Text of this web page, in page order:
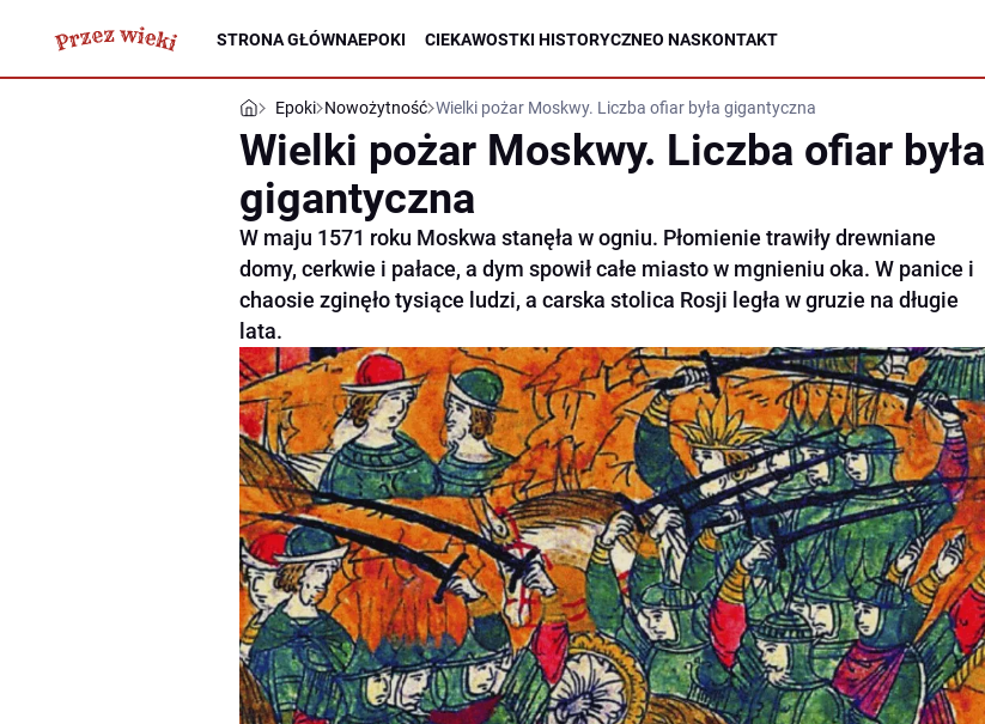
STRONA GŁÓWNAEPOKI CIEKAWOSTKI HISTORYCZNEO NASKONTAKT
Epoki Nowożytność Wielki pożar Moskwy. Liczba ofiar była gigantyczna
Wielki pożar Moskwy. Liczba ofiar była
gigantyczna
W maju 1571 roku Moskwa stanęła w ogniu. Płomienie trawiły drewniane
domy, cerkwie i pałace, a dym spowił całe miasto w mgnieniu oka. W panice i
chaosie zginęło tysiące ludzi, a carska stolica Rosji legła w gruzie na długie
lata.